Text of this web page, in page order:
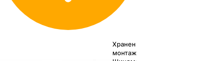
Хранение до
монтажа 0₽